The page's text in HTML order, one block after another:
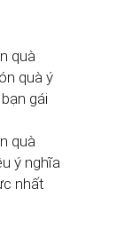
quà
quà ý
gái
quà
ý nghĩa
nhất